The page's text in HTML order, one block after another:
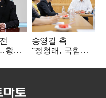
황희,
안
송영길 측
"정청래, 국힘
민주당 대표로